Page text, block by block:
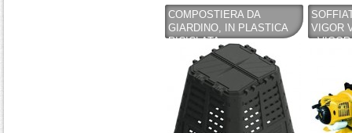
COMPOSTIERA DA
GIARDINO, IN PLASTICA
RICICLATA
(POLIPROPILENE) 480 LT.
KOMPOBOX NERA
VIGOR
- VIGOR